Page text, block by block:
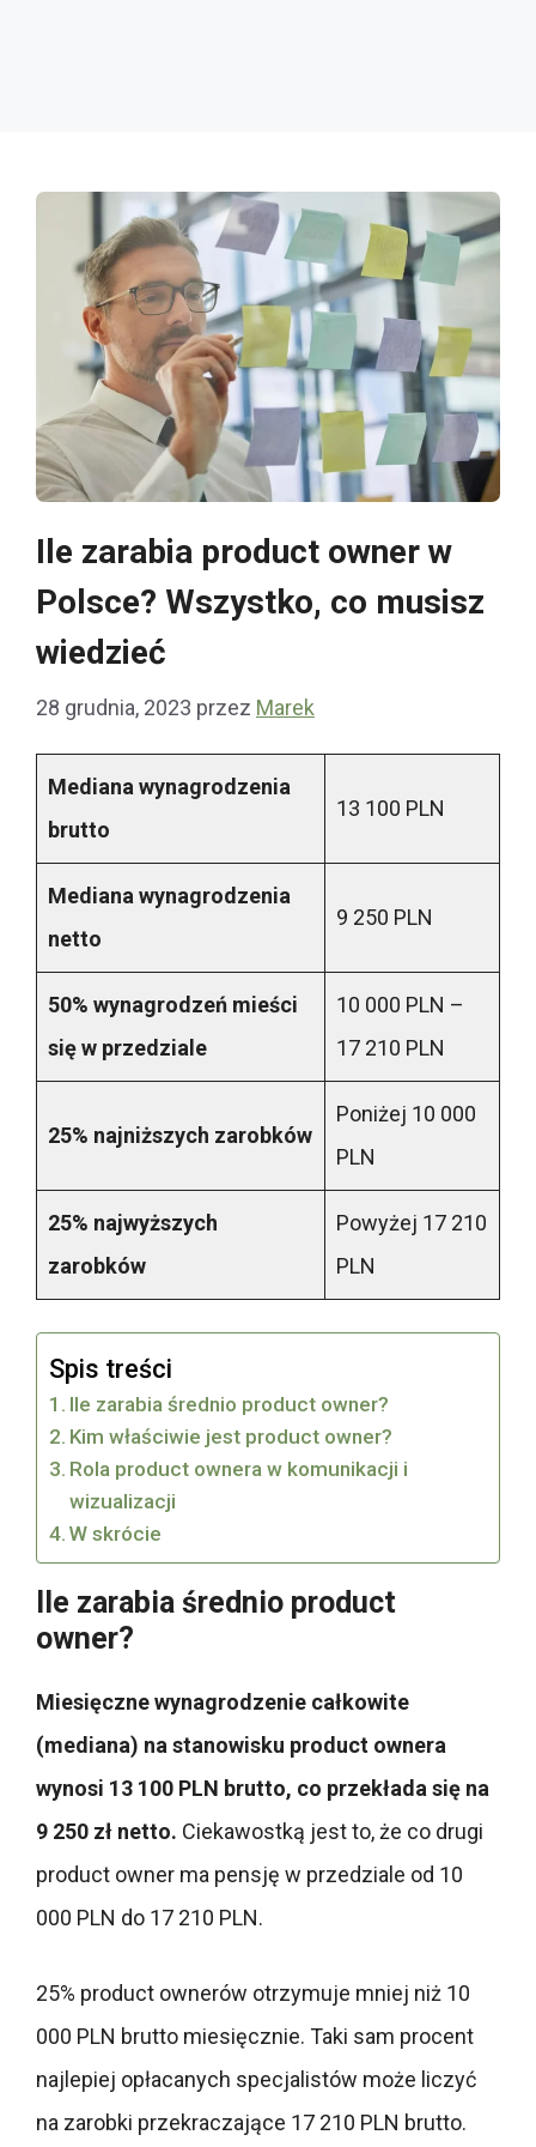
Ile zarabia product owner w
Polsce? Wszystko, co musisz
wiedzieć
28 grudnia, 2023 przez Marek
Mediana wynagrodzenia
brutto
13 100 PLN
Mediana wynagrodzenia
netto
9 250 PLN
50% wynagrodzeń mieści
się w przedziale
10 000 PLN –
17 210 PLN
25% najniższych zarobków
Poniżej 10 000
PLN
25% najwyższych
zarobków
Powyżej 17 210
PLN
Spis treści
Ile zarabia średnio product owner?
Kim właściwie jest product owner?
Rola product ownera w komunikacji i
wizualizacji
W skrócie
Ile zarabia średnio product
owner?
Miesięczne wynagrodzenie całkowite
(mediana) na stanowisku product ownera
wynosi 13 100 PLN brutto, co przekłada się na
9 250 zł netto. Ciekawostką jest to, że co drugi
product owner ma pensję w przedziale od 10
000 PLN do 17 210 PLN.
25% product ownerów otrzymuje mniej niż 10
000 PLN brutto miesięcznie. Taki sam procent
najlepiej opłacanych specjalistów może liczyć
na zarobki przekraczające 17 210 PLN brutto.